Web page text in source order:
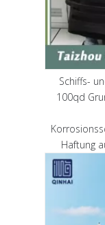
Schiffs-
100qd
Haftung